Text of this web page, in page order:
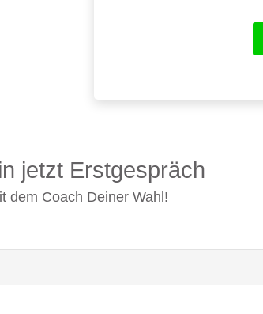
jetzt Erstgespräch
dem Coach Deiner Wahl!